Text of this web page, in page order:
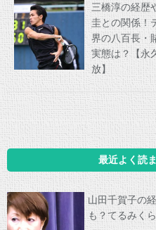
三橋淳の経歴
圭との関係！
界の八百長・
実態は？【永
放】
最近よく読
山田千賀子の
も？てるみく